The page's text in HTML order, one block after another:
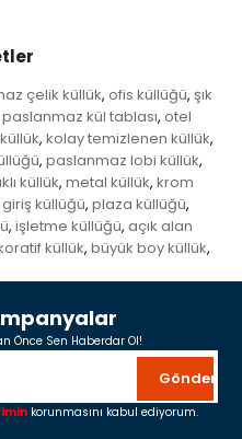
çelik küllük, ofis küllüğü, şık
paslanmaz kül tablası, otel
, kolay temizlenen küllük,
, paslanmaz lobi küllük,
küllük, metal küllük, krom
küllüğü, plaza küllüğü,
, işletme küllüğü, açık alan
küllük, büyük boy küllük,
Önce Sen Haberdar Ol!
Gönder
korunmasını kabul ediyorum.